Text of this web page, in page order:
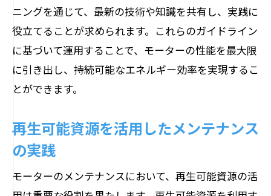
ニングを通じて、最新の技術や知識を共有し、実践に
役立てることが求められます。これらのガイドライン
に基づいて運用することで、モーターの性能を最大限
に引き出し、持続可能なエネルギー効率を実現するこ
とができます。
再生可能資源を活用したメンテナンス
の実践
モーターのメンテナンスにおいて、再生可能資源の活